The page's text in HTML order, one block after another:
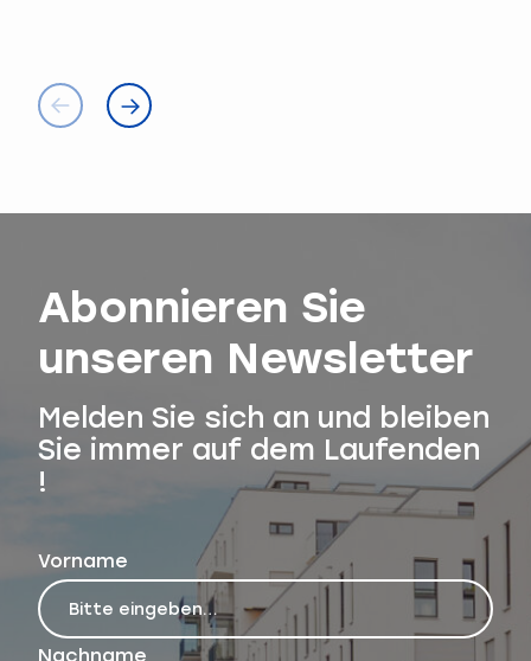
Abonnieren Sie
unseren Newsletter
Melden Sie sich an und bleiben
Sie immer auf dem Laufenden
!
Vorname
Nachname